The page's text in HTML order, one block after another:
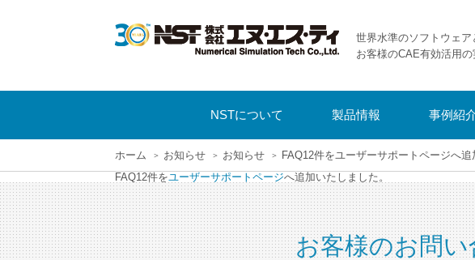
世界水準のソフトウェア
お客様のCAE有効活用
NSTについて 製品情報 事例紹
ホーム お知らせ お知らせ
FAQ12件をユーザーサポートページへ追
FAQ12件をユーザーサポートページへ追加いたしました。
お客様のお問